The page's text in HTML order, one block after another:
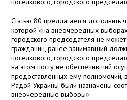
Статью 80 предлагается дополнить
которой «на внеочередных выборах
городского председателя не может
гражданин, ранее занимавший
поселкового, городского
на этом посту не обеспечивший
предоставленных ему полномочий,
Радой Украины были назначены
внеочередные выборы».